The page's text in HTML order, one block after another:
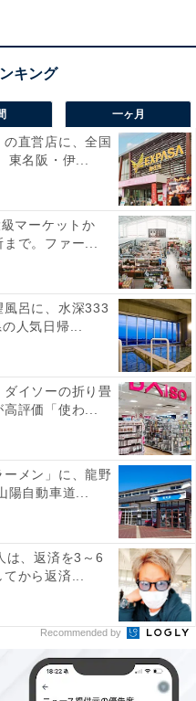
口コミは？
以下のような口コミが寄
がシュワシュワして、
でした。炭酸泉だけで
れぞれ雰囲気が違うの
っかり冷やして、外気
た。深さ90cmの森の
できない迫力で、サウ
一ヶ月
の直営店に、全国
東名阪・伊...
マーケットか
で。ファー...
風呂に、水深333
人気日帰...
ダイソーの折り畳
評価「使わ...
ーメン」に、龍野
陽自動車道...
は、返済を3～6
から返済...
Recommended by